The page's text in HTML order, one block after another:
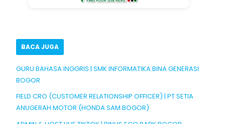
BACA JUGA
GURU BAHASA INGGRIS | SMK INFORMATIKA BINA GENERASI
BOGOR
FIELD CRO (CUSTOMER RELATIONSHIP OFFICER) | PT SETIA
ANUGERAH MOTOR (HONDA SAM BOGOR)